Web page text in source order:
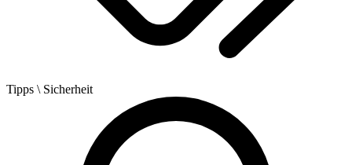
Tipps \ Sicherheit